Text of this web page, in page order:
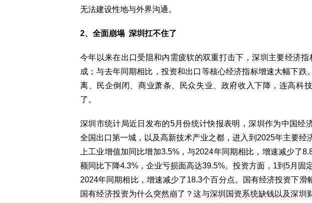
无法建设性地与外界沟通。
2、全面崩塌 深圳扛不住了
今年以来在出口受阻和内需疲软的双重打击下，深圳主要经济
成；与去年同期相比，投资和出口等核心经济指标增速大幅下跌
离、民企倒闭、商业萧条、民众失业、政府收入下降，连高科
了。
深圳市统计局近日发布的5月份统计快报表明，深圳作为中国经
全国出口第一城，以及高新技术产业之都，进入到2025年主要经
上工业增值加同比增加3.5%，与2024年同期相比，增速减少了
额同比下降4.3%，企业亏损面高达39.5%。投资方面，1到5月固
2024年同期相比，增速减少了18.3个百分点。国有经济投资下滑
国有经济投资为什么突然崩了？这与深圳国资系统缺钱以及深圳